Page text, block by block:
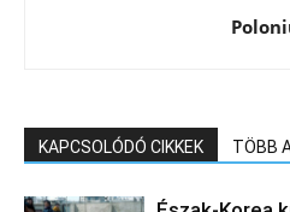
KAPCSOLÓDÓ CIKKEK TÖBB